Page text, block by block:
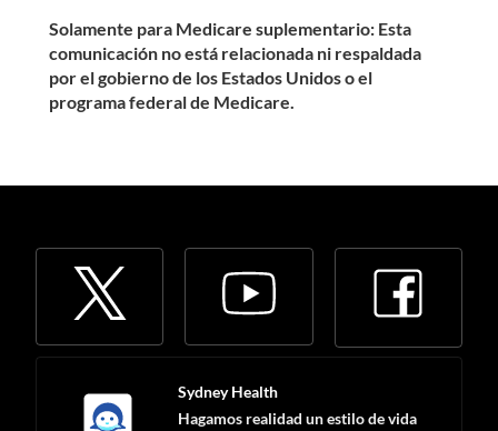
Solamente para Medicare suplementario: Esta
comunicación no está relacionada ni respaldada
por el gobierno de los Estados Unidos o el
programa federal de Medicare.
Sydney Health
Hagamos realidad un estilo de vida